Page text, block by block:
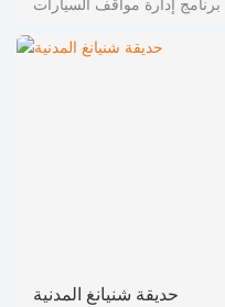
حديقة شنيانغ المدنية